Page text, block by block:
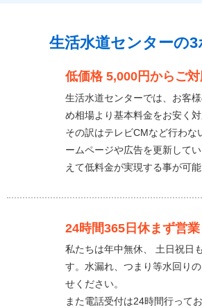
生活水道センターの3
低価格 5,000円からご
生活水道センターでは、お客
め相場より基本料金をお安く対
その訳はテレビCMなど行わな
ームページや広告を更新して
えて低料金が実現する事が可
24時間365日休まず営業
私たちは年中無休、 土日祝日
す。水漏れ、つまり等水回り
せください。
また電話受付は24時間行って